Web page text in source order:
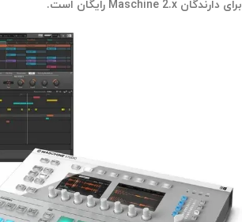
برای دارندگان Maschine 2.x رایگان است.